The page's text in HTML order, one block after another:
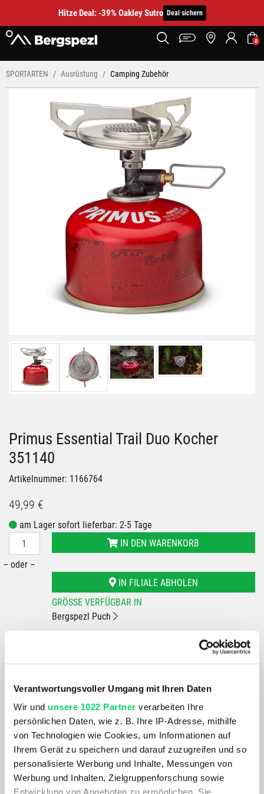
Verantwortungsvoller Umgang mit Ihren Daten
Wir und unsere 1022 Partner verarbeiten Ihre
persönlichen Daten, wie z. B. Ihre IP-Adresse, mithilfe
von Technologien wie Cookies, um Informationen auf
Ihrem Gerät zu speichern und darauf zuzugreifen und so
personalisierte Werbung und Inhalte, Messungen von
Werbung und Inhalten, Zielgruppenforschung sowie
Hitze Deal: -39% Oakley Sutro Deal sichern
0
SPORTARTEN Ausrüstung Camping Zubehör
Primus Essential Trail Duo Kocher
351140
Artikelnummer: 1166764
49,99 €
am Lager sofort lieferbar: 2-5 Tage
IN DEN WARENKORB
– oder –
IN FILIALE ABHOLEN
GRÖSSE VERFÜGBAR IN
Bergspezl Puch
Wir rufen dich an und beraten dich gerne.
BESCHREIBUNG
Ein kompakter, stabiler Aufschraub-Kocher für alle, die Wert
auf eine einfache Bedienung legen. Der Kocher basiert auf
die patentierte und bewährte Laminar Flow
Brennertechnologie, der durch die niedrige, kompakte